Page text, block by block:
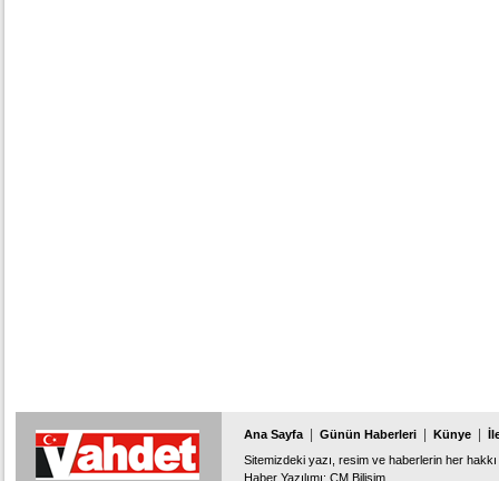
Ana Sayfa Günün Haberleri Künye
Sitemizdeki yazı, resim ve haberlerin her
Haber Yazılımı: CM Bilişim